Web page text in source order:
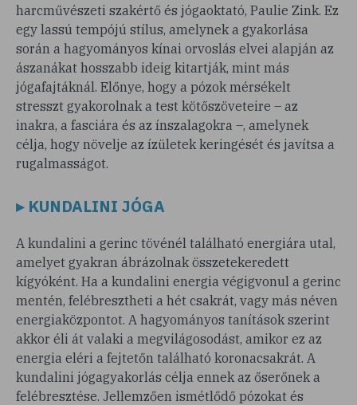
harcművészeti szakértő és jógaoktató, Paulie Zink. Ez
egy lassú tempójú stílus, amelynek a gyakorlása
során a hagyományos kínai orvoslás elvei alapján az
ászanákat hosszabb ideig kitartják, mint más
jógafajtáknál. Előnye, hogy a pózok mérsékelt
stresszt gyakorolnak a test kötőszöveteire – az
inakra, a fasciára és az ínszalagokra –, amelynek
célja, hogy növelje az ízületek keringését és javítsa a
rugalmasságot.
▸ KUNDALINI JÓGA
A kundalini a gerinc tövénél található energiára utal,
amelyet gyakran ábrázolnak összetekeredett
kígyóként. Ha a kundalini energia végigvonul a gerinc
mentén, felébresztheti a hét csakrát, vagy más néven
energiaközpontot. A hagyományos tanítások szerint
akkor éli át valaki a megvilágosodást, amikor ez az
energia eléri a fejtetőn található koronacsakrát. A
kundalini jógagyakorlás célja ennek az őserőnek a
felébresztése. Jellemzően ismétlődő pózokat és